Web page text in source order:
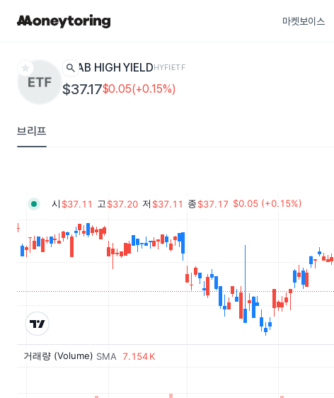
마켓보이스
star search AB HIGH YIELDHYFIETF
$37.17$0.05(+0.15%)
브리프